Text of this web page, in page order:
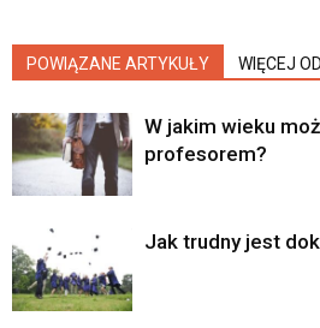
POWIĄZANE ARTYKUŁY WIĘCEJ
W jakim wieku
profesorem?
Jak trudny jest